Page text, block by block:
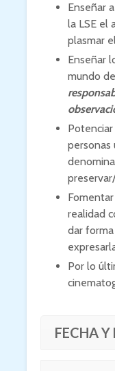
Enseñar
la LSE el
plasmar
Enseñar
mundo
personas
realidad
dar forma
Por lo
FECHA Y